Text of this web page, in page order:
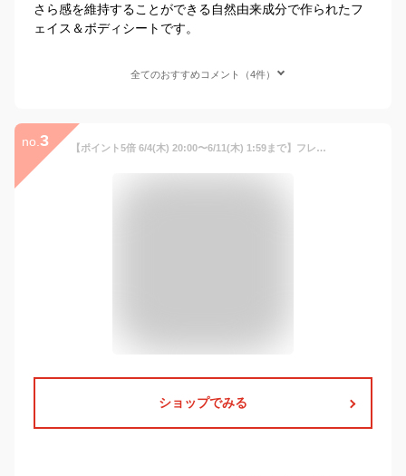
さら感を維持することができる自然由来成分で作られたフ
ェイス＆ボディシートです。
全てのおすすめコメント（4件）
no. 3 【ポイント5倍 6/4(木) 20:00〜6/11(木) 1:59まで】フレッシュクリアシート 30包入り 【ファンケル 公式】[FANCL 化粧品 ボディ ボディシート ボディーシート 汗拭きシート 拭き取り ふきとり ふき取り 汗取り 汗とり シート 無添加 フェイスシート ボディケア]
ショップでみる